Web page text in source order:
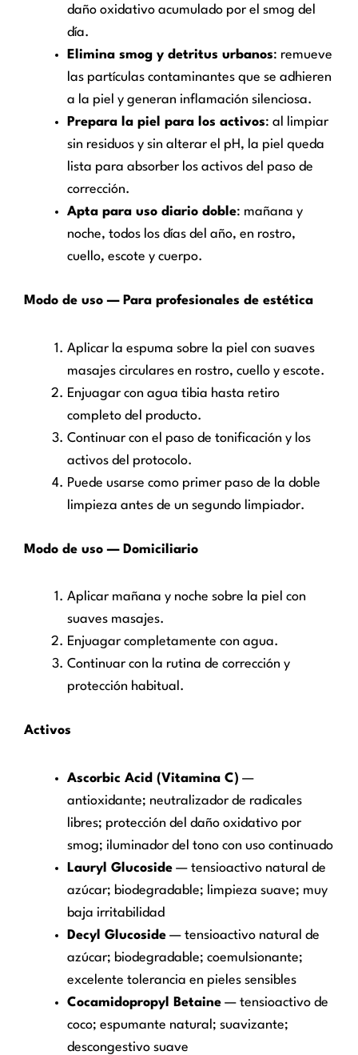
daño oxidativo acumulado por el smog del
día.
Elimina smog y detritus urbanos: remueve
las partículas contaminantes que se adhieren
a la piel y generan inflamación silenciosa.
Prepara la piel para los activos: al limpiar
sin residuos y sin alterar el pH, la piel queda
lista para absorber los activos del paso de
corrección.
Apta para uso diario doble: mañana y
noche, todos los días del año, en rostro,
cuello, escote y cuerpo.
Modo de uso — Para profesionales de estética
Aplicar la espuma sobre la piel con suaves
masajes circulares en rostro, cuello y escote.
Enjuagar con agua tibia hasta retiro
completo del producto.
Continuar con el paso de tonificación y los
activos del protocolo.
Puede usarse como primer paso de la doble
limpieza antes de un segundo limpiador.
Modo de uso — Domiciliario
Aplicar mañana y noche sobre la piel con
suaves masajes.
Enjuagar completamente con agua.
Continuar con la rutina de corrección y
protección habitual.
Activos
Ascorbic Acid (Vitamina C) —
antioxidante; neutralizador de radicales
libres; protección del daño oxidativo por
smog; iluminador del tono con uso continuado
Lauryl Glucoside — tensioactivo natural de
azúcar; biodegradable; limpieza suave; muy
baja irritabilidad
Decyl Glucoside — tensioactivo natural de
azúcar; biodegradable; coemulsionante;
excelente tolerancia en pieles sensibles
Cocamidopropyl Betaine — tensioactivo de
coco; espumante natural; suavizante;
descongestivo suave